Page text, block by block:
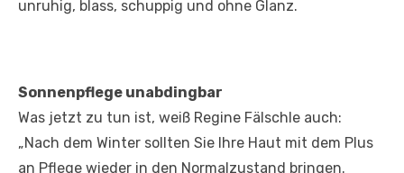
unruhig, blass, schuppig und ohne Glanz.
Sonnenpflege unabdingbar
Was jetzt zu tun ist, weiß Regine Fälschle auch:
„Nach dem Winter sollten Sie Ihre Haut mit dem Plus
an Pflege wieder in den Normalzustand bringen.